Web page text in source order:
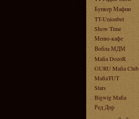
Бункер Мафии
TT-Unionbet
Show Time
Меню-кафе
Вобла МДМ
Mafia DozoR
GURU Mafia Club
MafiaTUT
Stars
Bigwig Mafia
Ред Дор